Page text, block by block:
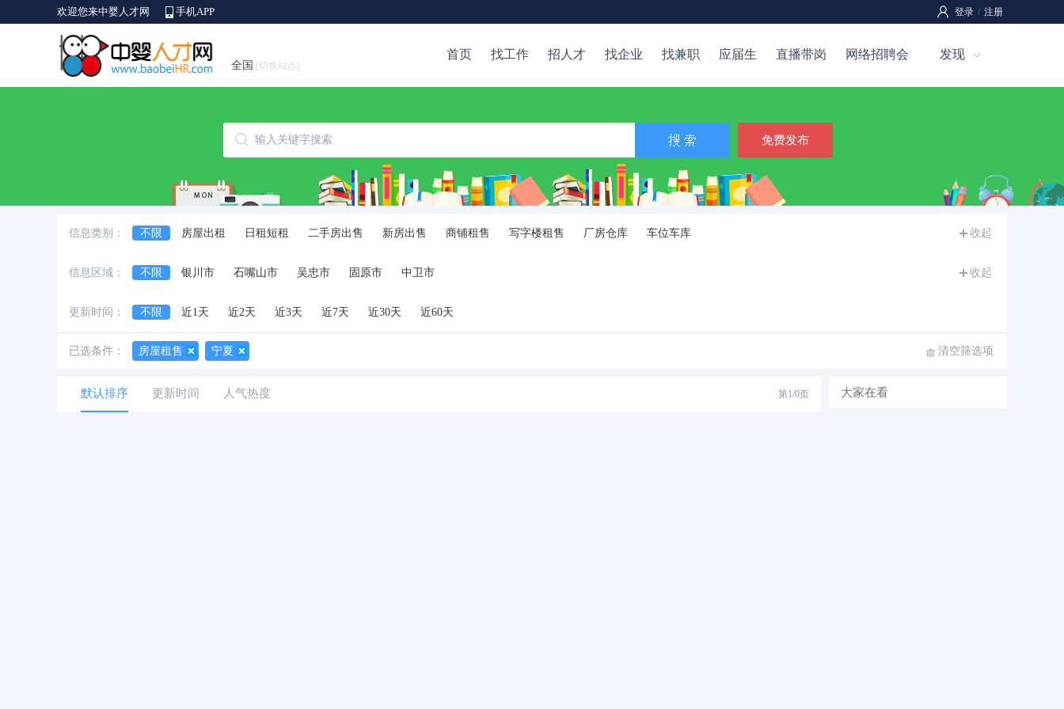
欢迎您来中婴人才网 手机APP 登录 / 注册
全国 [切换站点]
首页 找工作 招人才 找企业 找兼职 应届生 直播带岗 网络招聘会 发现
免费发布
信息类别： 不限 房屋出租 日租短租 二手房出售 新房出售 商铺租售 写字楼租售 厂房仓库 车位车库 收起
信息区域： 不限 银川市 石嘴山市 吴忠市 固原市 中卫市 收起
更新时间： 不限 近1天 近2天 近3天 近7天 近30天 近60天
已选条件： 房屋租售 宁夏 清空筛选项
默认排序 更新时间 人气热度 第1/0页 大家在看